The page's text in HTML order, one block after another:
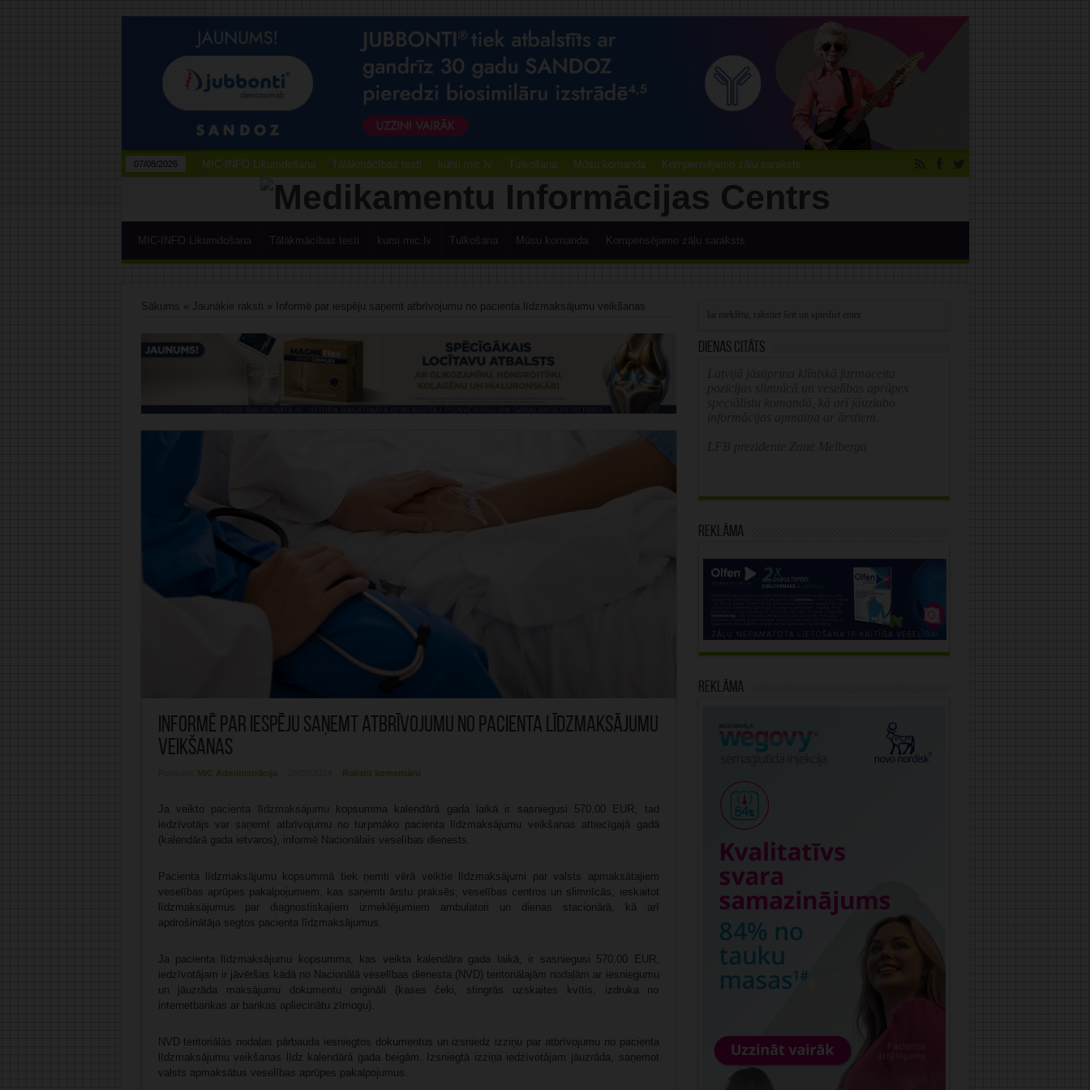
07/08/2026 MIC-INFO Likumdošana Tālākmācības testi kursi.mic.lv Tulkošana Mūsu komanda Kompensējamo zāļu saraksts
MIC-INFO Likumdošana Tālākmācības testi kursi.mic.lv Tulkošana Mūsu komanda Kompensējamo zāļu saraksts
Sākums » Jaunākie raksti » Informē par iespēju saņemt atbrīvojumu no pacienta līdzmaksājumu veikšanas
Informē par iespēju saņemt atbrīvojumu no pacienta līdzmaksājumu
veikšanas
MIC Administrācija Rakstīt komentāru
Ja veikto pacienta līdzmaksājumu kopsumma kalendārā gada laikā ir sasniegusi 570,00 EUR, tad
iedzīvotājs var saņemt atbrīvojumu no turpmāko pacienta līdzmaksājumu veikšanas attiecīgajā gadā
(kalendārā gada ietvaros), informē Nacionālais veselības dienests.
Pacienta līdzmaksājumu kopsummā tiek ņemti vērā veiktie līdzmaksājumi par valsts apmaksātajiem
veselības aprūpes pakalpojumiem, kas saņemti ārstu praksēs, veselības centros un slimnīcās, ieskaitot
līdzmaksājumus par diagnostiskajiem izmeklējumiem ambulatori un dienas stacionārā, kā arī
apdrošinātāja segtos pacienta līdzmaksājumus.
Ja pacienta līdzmaksājumu kopsumma, kas veikta kalendāra gada laikā, ir sasniegusi 570,00 EUR,
iedzīvotājam ir jāvēršas kādā no Nacionālā veselības dienesta (NVD) teritoriālajām nodaļām ar iesniegumu
un jāuzrāda maksājumu dokumentu oriģināli (kases čeki, stingrās uzskaites kvītis, izdruka no
internetbankas ar bankas apliecinātu zīmogu).
NVD teritoriālās nodaļas pārbauda iesniegtos dokumentus un izsniedz izziņu par atbrīvojumu no pacienta
līdzmaksājumu veikšanas līdz kalendārā gada beigām. Izsniegtā izziņa iedzīvotājam jāuzrāda, saņemot
valsts apmaksātus veselības aprūpes pakalpojumus.
Dienas citāts
Reklāma
Reklāma